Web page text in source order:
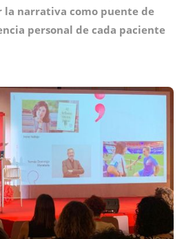
la narrativa como puente de
personal de cada paciente